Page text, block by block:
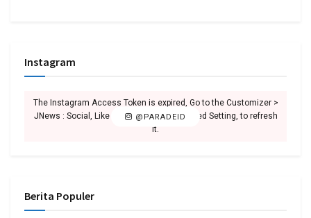
Instagram
@PARADEID
The Instagram Access Token is expired, Go to the Customizer >
JNews : Social, Like & View > Instagram Feed Setting, to refresh
it.
Berita Populer